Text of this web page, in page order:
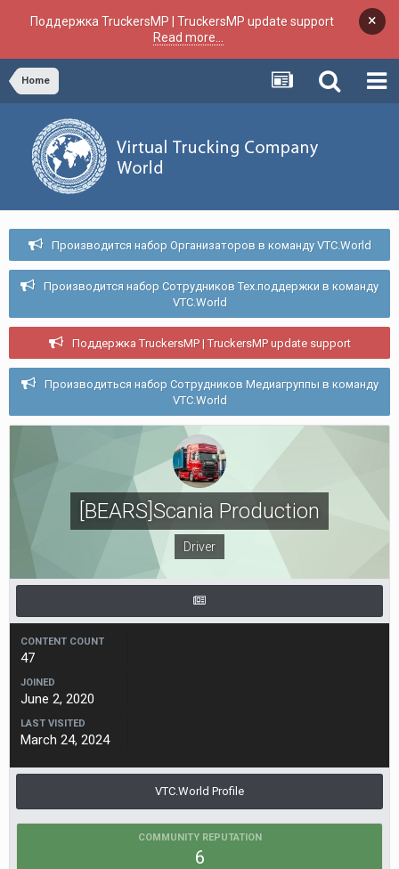
Поддержка TruckersMP | TruckersMP update support
Read more...
×
Home
Производится набор Организаторов в команду VTC.World
Производится набор Сотрудников Тех.поддержки в команду
VTC.World
Поддержка TruckersMP | TruckersMP update support
Производиться набор Сотрудников Медиагруппы в команду
VTC.World
[BEARS]Scania Production
Driver
CONTENT COUNT
47
JOINED
June 2, 2020
LAST VISITED
March 24, 2024
VTC.World Profile
COMMUNITY REPUTATION
6